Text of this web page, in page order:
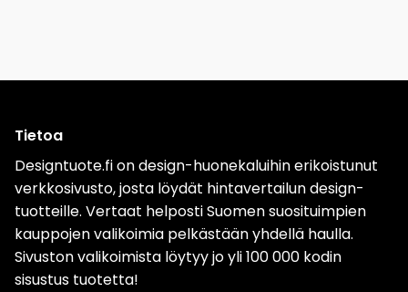
Tietoa
Designtuote.fi on design-huonekaluihin erikoistunut
verkkosivusto, josta löydät hintavertailun design-
tuotteille. Vertaat helposti Suomen suosituimpien
kauppojen valikoimia pelkästään yhdellä haulla.
Sivuston valikoimista löytyy jo yli 100 000 kodin
sisustus tuotetta!